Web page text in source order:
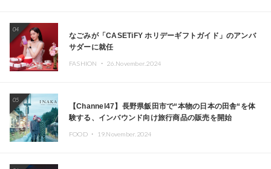
04
なごみが「CASETiFY ホリデーギフトガイド」のアンバ
サダーに就任
FASHION ・ 26.November.2024
05
【Channel47】長野県飯田市で“本物の日本の田舎“を体
験する、インバウンド向け旅行商品の販売を開始
FOOD ・ 19.November.2024